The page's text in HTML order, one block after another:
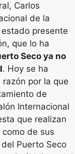
Carlos
de la
presente
que lo ha
Seco ya no
. Hoy se ha
por la que
de
Internacional
que realizan
de sus
Puerto Seco